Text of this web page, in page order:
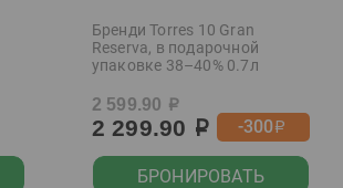
Бренди Torres 10 Gran
Reserva, в подарочной
упаковке 38–40% 0.7л
2 599.90 р
2 299.90 р -300р
БРОНИРОВАТЬ